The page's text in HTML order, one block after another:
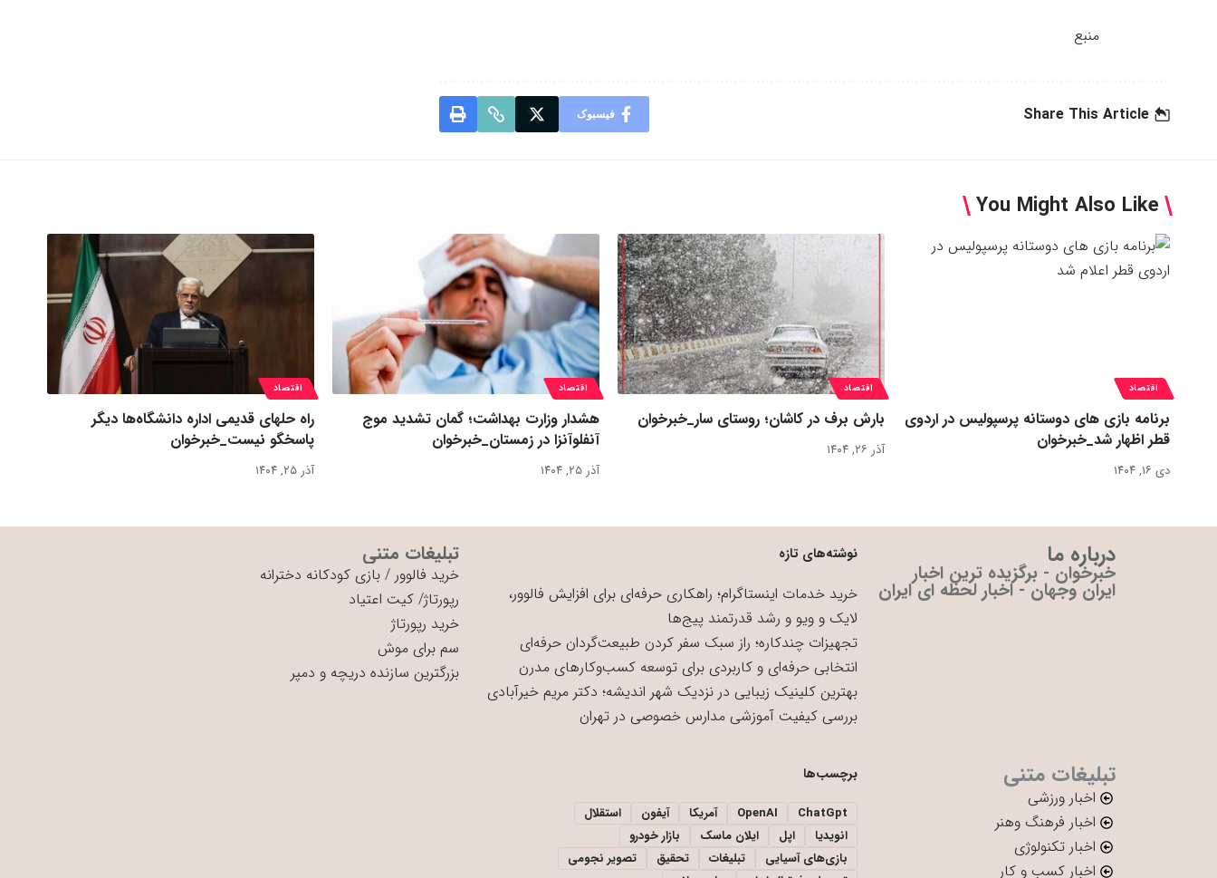
منبع
Share This Article فیسبوک
You Might Also Like
اقتصاد
برنامه بازی های دوستانه پرسپولیس در اردوی
قطر اظهار شد_خبرخوان
دی ۱۶, ۱۴۰۴
اقتصاد
بارش برف در کاشان؛ روستای سار_خبرخوان
آذر ۲۶, ۱۴۰۴
اقتصاد
هشدار وزارت بهداشت؛ گمان تشدید موج
آنفلوآنزا در زمستان_خبرخوان
آذر ۲۵, ۱۴۰۴
اقتصاد
راه حلهای قدیمی اداره دانشگاه‌ها دیگر
پاسخگو نیست_خبرخوان
آذر ۲۵, ۱۴۰۴
درباره ما
خبرخوان - برگزیده ترین اخبار
ایران وجهان - اخبار لحظه ای ایران
نوشته‌های تازه
خرید خدمات اینستاگرام؛ راهکاری حرفه‌ای برای افزایش فالوور،
لایک و ویو و رشد قدرتمند پیج‌ها
تجهیزات چندکاره؛ راز سبک سفر کردن طبیعت‌گردان حرفه‌ای
انتخابی حرفه‌ای و کاربردی برای توسعه کسب‌وکارهای مدرن
بهترین کلینیک زیبایی در نزدیک شهر اندیشه؛ دکتر مریم خیرآبادی
بررسی کیفیت آموزشی مدارس خصوصی در تهران
تبلیغات متنی
خرید فالوور /بازی کودکانه دخترانه
رپورتاژ/کیت اعتیاد
خرید رپورتاژ
سم برای موش
بزرگترین سازنده دریچه و دمپر
تبلیغات متنی
اخبار ورزشی
اخبار فرهنگ وهنر
اخبار تکنولوژی
اخبار کسب و کار
برچسب‌ها
ChatGpt
OpenAI آمریکا آیفون
استقلال
انویدیا
اپل ایلان ماسک
بازار خودرو
بازی‌های آسیایی
تبلیغات تحقیق
تصویر نجومی